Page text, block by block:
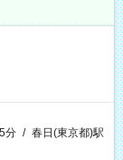
分 / 春日(東京都)駅